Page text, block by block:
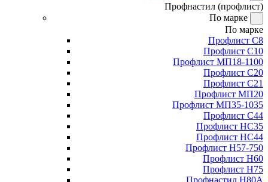
Профнастил (профлист)
По марке
По марке
Профлист С8
Профлист С10
Профлист МП18-1100
Профлист С20
Профлист С21
Профлист МП20
Профлист МП35-1035
Профлист С44
Профлист НС35
Профлист НС44
Профлист Н57-750
Профлист Н60
Профлист Н75
Профнастил Н80А